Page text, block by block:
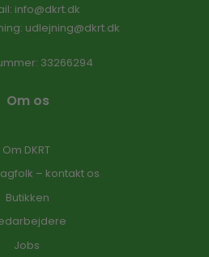
: info@dkrt.dk
udlejning@dkrt.dk
: 33266294
Om os
Om DKRT
– kontakt os
Butikken
Jobs